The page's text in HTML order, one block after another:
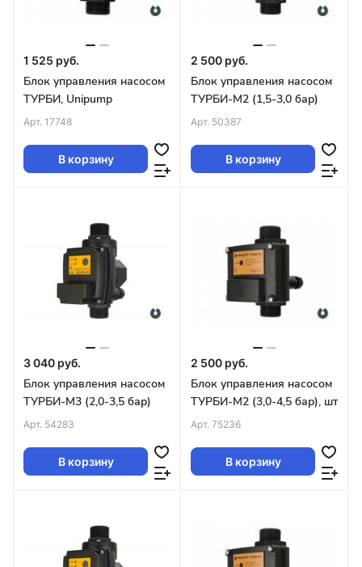
1 525 руб.
Блок управления насосом
ТУРБИ, Unipump
Арт. 17748
В корзину
2 500 руб.
Блок управления насосом
ТУРБИ-М2 (1,5-3,0 бар)
Арт. 50387
В корзину
3 040 руб.
Блок управления насосом
ТУРБИ-М3 (2,0-3,5 бар)
Арт. 54283
В корзину
2 500 руб.
Блок управления насосом
ТУРБИ-М2 (3,0-4,5 бар), шт
Арт. 75236
В корзину